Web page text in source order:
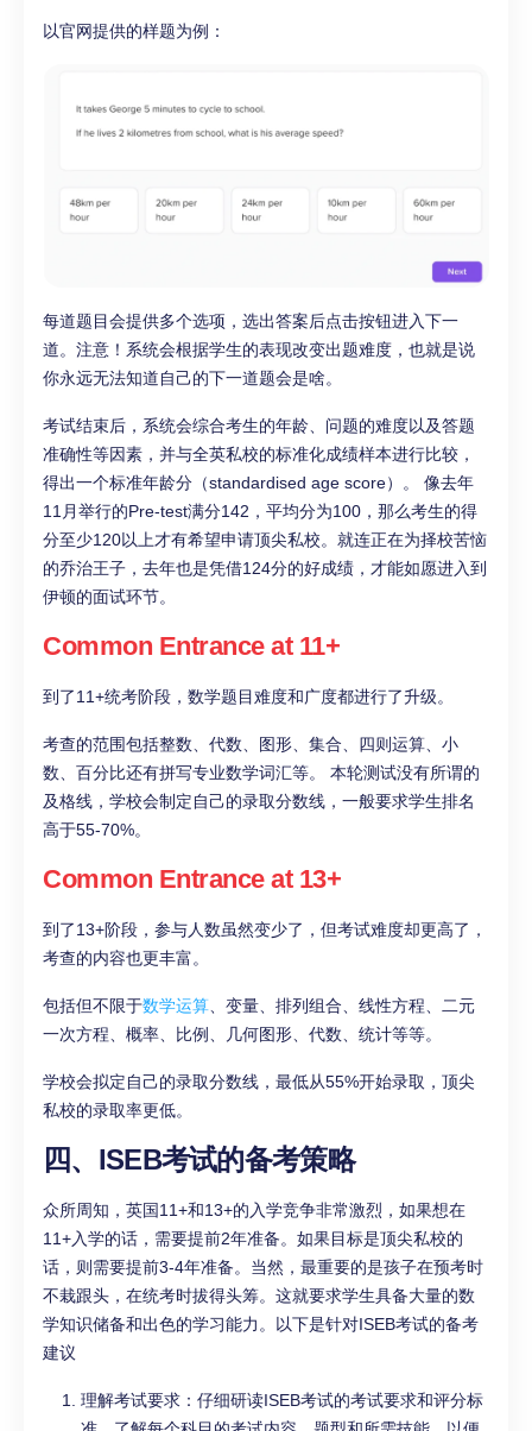
以官网提供的样题为例：
每道题目会提供多个选项，选出答案后点击按钮进入下一
道。注意！系统会根据学生的表现改变出题难度，也就是说
你永远无法知道自己的下一道题会是啥。
考试结束后，系统会综合考生的年龄、问题的难度以及答题
准确性等因素，并与全英私校的标准化成绩样本进行比较，
得出一个标准年龄分（standardised age score）。 像去年
11月举行的Pre-test满分142，平均分为100，那么考生的得
分至少120以上才有希望申请顶尖私校。就连正在为择校苦恼
的乔治王子，去年也是凭借124分的好成绩，才能如愿进入到
伊顿的面试环节。
Common Entrance at 11+
到了11+统考阶段，数学题目难度和广度都进行了升级。
考查的范围包括整数、代数、图形、集合、四则运算、小
数、百分比还有拼写专业数学词汇等。 本轮测试没有所谓的
及格线，学校会制定自己的录取分数线，一般要求学生排名
高于55-70%。
Common Entrance at 13+
到了13+阶段，参与人数虽然变少了，但考试难度却更高了，
考查的内容也更丰富。
包括但不限于数学运算 、变量、排列组合、线性方程、二元
一次方程、概率、比例、几何图形、代数、统计等等。
学校会拟定自己的录取分数线，最低从55%开始录取，顶尖
私校的录取率更低。
四、ISEB考试的备考策略
众所周知，英国11+和13+的入学竞争非常激烈，如果想在
11+入学的话，需要提前2年准备。如果目标是顶尖私校的
话，则需要提前3-4年准备。当然，最重要的是孩子在预考时
不栽跟头，在统考时拔得头筹。这就要求学生具备大量的数
学知识储备和出色的学习能力。以下是针对ISEB考试的备考
建议
理解考试要求：仔细研读ISEB考试的考试要求和评分标